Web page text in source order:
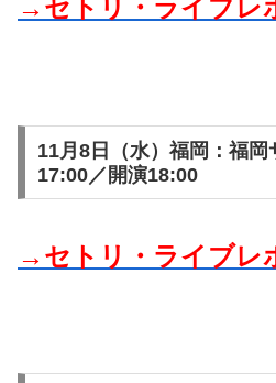
→セトリ・ライブレ
11月8日（水）福岡：福
17:00／開演18:00
→セトリ・ライブレ